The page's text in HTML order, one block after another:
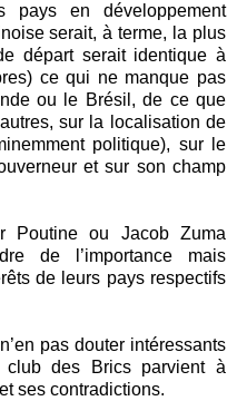
pays en développement
serait, à terme, la plus
départ serait identique à
ce qui ne manque pas
ou le Brésil, de ce que
sur la localisation de
politique), sur le
et sur son champ
Poutine ou Jacob Zuma
de l’importance mais
de leurs pays respectifs
pas douter intéressants
des Brics parvient à
ses contradictions.